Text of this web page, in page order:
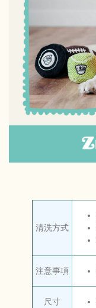
清洗方式
注意事項
尺寸